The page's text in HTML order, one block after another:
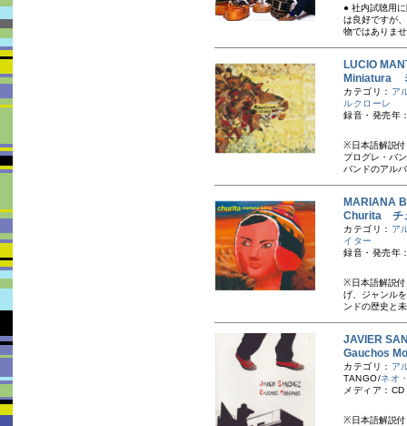
● 社内試聴用
は良好ですが
物ではありま
LUCIO
Miniatura
カテゴリ： ア
ルクローレ
録音・発売年
※日本語解説付
プログレ・バ
バンドのアル
MARIANA
Churita チ
カテゴリ： ア
イター
録音・発売年
※日本語解説付
げ、ジャンル
ンドの歴史と
JAVIER
Gauchos
カテゴリ： ア
TANGO/ネオ
メディア：CD
※日本語解説付